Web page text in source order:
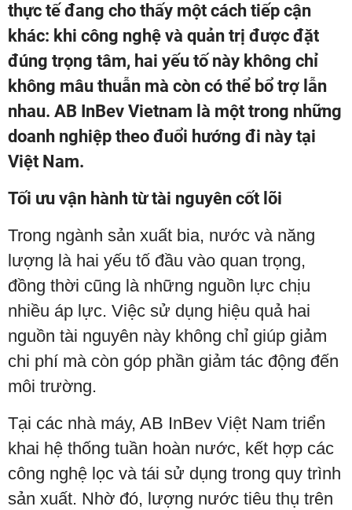
thực tế đang cho thấy một cách tiếp cận
khác: khi công nghệ và quản trị được đặt
đúng trọng tâm, hai yếu tố này không chỉ
không mâu thuẫn mà còn có thể bổ trợ lẫn
nhau. AB InBev Vietnam là một trong những
doanh nghiệp theo đuổi hướng đi này tại
Việt Nam.
Tối ưu vận hành từ tài nguyên cốt lõi
Trong ngành sản xuất bia, nước và năng
lượng là hai yếu tố đầu vào quan trọng,
đồng thời cũng là những nguồn lực chịu
nhiều áp lực. Việc sử dụng hiệu quả hai
nguồn tài nguyên này không chỉ giúp giảm
chi phí mà còn góp phần giảm tác động đến
môi trường.
Tại các nhà máy, AB InBev Việt Nam triển
khai hệ thống tuần hoàn nước, kết hợp các
công nghệ lọc và tái sử dụng trong quy trình
sản xuất. Nhờ đó, lượng nước tiêu thụ trên